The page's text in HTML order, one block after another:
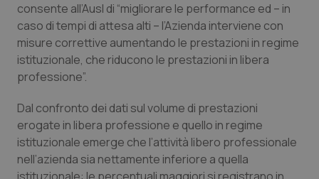
Quotidiano Cardiologia
Quotidiano Chirurgia
Quotidiano Oncologia
Quotidiano Pediatria
Rene & patologie urogenitali
consente all’Ausl di “migliorare le performance ed – in
caso di tempi di attesa alti – l’Azienda interviene con
misure correttive aumentando le prestazioni in regime
istituzionale, che riducono le prestazioni in libera
professione”.
Dal confronto dei dati sul volume di prestazioni
erogate in libera professione e quello in regime
istituzionale emerge che l’attività libero professionale
nell’azienda sia nettamente inferiore a quella